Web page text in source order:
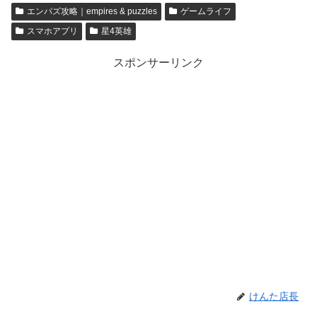
エンパズ攻略｜empires & puzzles
ゲームライフ
スマホアプリ
星4英雄
スポンサーリンク
けんた店長